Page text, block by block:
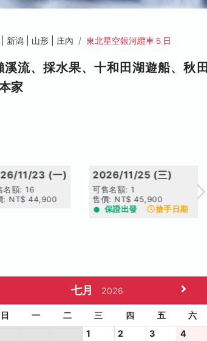
新潟 | 山形 | 庄內 東北星空銀河纜車５日
流、採水果、十和田湖遊船、秋田
家
11/23 (一)
名額: 16
: NT$ 44,900
2026/11/25 (三)
可售名額: 1
售價: NT$ 45,900
保證出發
搶手日期
七月 2026
日 一 二 三 四 五
六
1
2 3 4